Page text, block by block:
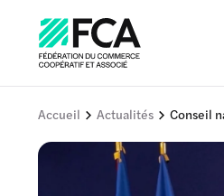
Accueil Actualités Conseil